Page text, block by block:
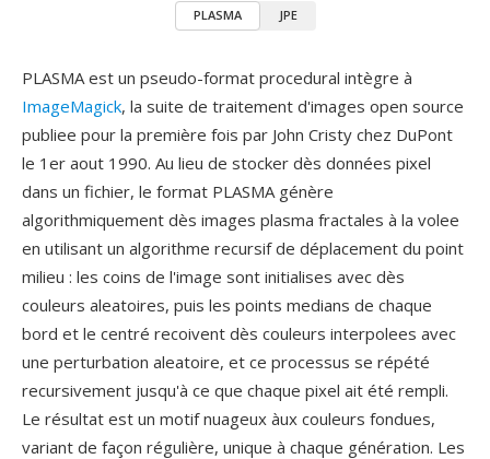
PLASMA JPE
PLASMA est un pseudo-format procedural intègre à
ImageMagick, la suite de traitement d'images open source
publiee pour la première fois par John Cristy chez DuPont
le 1er aout 1990. Au lieu de stocker dès données pixel
dans un fichier, le format PLASMA génère
algorithmiquement dès images plasma fractales à la volee
en utilisant un algorithme recursif de déplacement du point
milieu : les coins de l'image sont initialises avec dès
couleurs aleatoires, puis les points medians de chaque
bord et le centré recoivent dès couleurs interpolees avec
une perturbation aleatoire, et ce processus se répété
recursivement jusqu'à ce que chaque pixel ait été rempli.
Le résultat est un motif nuageux àux couleurs fondues,
variant de façon régulière, unique à chaque génération. Les